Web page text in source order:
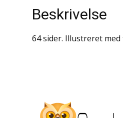
Krige / Slag
Litteraturhistorie
Beskrivelse
64 sider. Illustreret